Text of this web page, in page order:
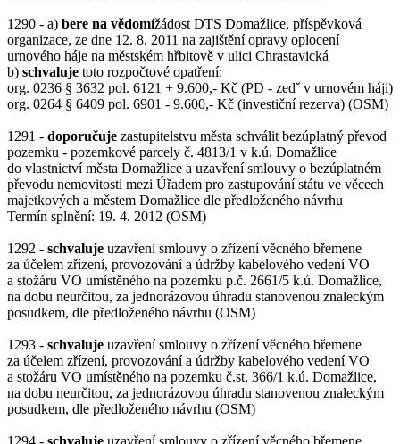
1290 - a) bere na vědomížádost DTS Domažlice, příspěvková
organizace, ze dne 12. 8. 2011 na zajištění opravy oplocení
urnového háje na městském hřbitově v ulici Chrastavická
b) schvaluje toto rozpočtové opatření:
org. 0236 § 3632 pol. 6121 + 9.600,- Kč (PD - zedˇ v urnovém háji)
org. 0264 § 6409 pol. 6901 - 9.600,- Kč (investiční rezerva) (OSM)
1291 - doporučuje zastupitelstvu města schválit bezúplatný převod
pozemku - pozemkové parcely č. 4813/1 v k.ú. Domažlice
do vlastnictví města Domažlice a uzavření smlouvy o bezúplatném
převodu nemovitosti mezi Úřadem pro zastupování státu ve věcech
majetkových a městem Domažlice dle předloženého návrhu
Termín splnění: 19. 4. 2012 (OSM)
1292 - schvaluje uzavření smlouvy o zřízení věcného břemene
za účelem zřízení, provozování a údržby kabelového vedení VO
a stožáru VO umístěného na pozemku p.č. 2661/5 k.ú. Domažlice,
na dobu neurčitou, za jednorázovou úhradu stanovenou znaleckým
posudkem, dle předloženého návrhu (OSM)
1293 - schvaluje uzavření smlouvy o zřízení věcného břemene
za účelem zřízení, provozování a údržby kabelového vedení VO
a stožáru VO umístěného na pozemku č.st. 366/1 k.ú. Domažlice,
na dobu neurčitou, za jednorázovou úhradu stanovenou znaleckým
posudkem, dle předloženého návrhu (OSM)
1294 - schvaluje uzavření smlouvy o zřízení věcného břemene